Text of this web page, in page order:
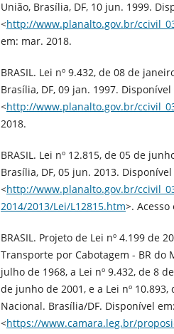
União, Brasília, DF, 10 jun. 1999.
<http://www.planalto.gov.br/
em: mar. 2018.
BRASIL. Lei nº 9.432, de 08 de
Brasília, DF, 09 jan. 1997. Disponível
<http://www.planalto.gov.br/
2018.
BRASIL. Lei nº 12.815, de 05 de
Brasília, DF, 05 jun. 2013.
<http://www.planalto.gov.br/
2014/2013/Lei/L12815.htm>.
BRASIL. Projeto de Lei nº 4.199 de
Transporte por Cabotagem - BR do
julho de 1968, a Lei nº 9.432, de 8
de junho de 2001, e a Lei nº
Nacional. Brasília/DF. Disponível em:
<https://www.camara.leg.br/